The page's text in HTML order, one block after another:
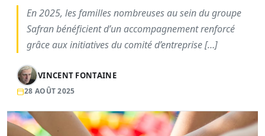
En 2025, les familles nombreuses au sein du groupe
Safran bénéficient d’un accompagnement renforcé
grâce aux initiatives du comité d’entreprise […]
VINCENT FONTAINE
28 AOÛT 2025